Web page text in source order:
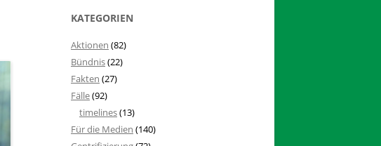
KATEGORIEN
Aktionen (82)
Bündnis(22)
Fakten (27)
Fälle(92)
timelines(13)
Für die Medien (140)